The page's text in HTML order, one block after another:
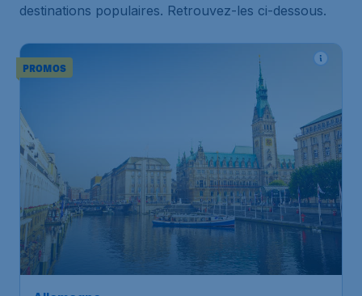
destinations populaires. Retrouvez-les ci-dessous.
PROMOS